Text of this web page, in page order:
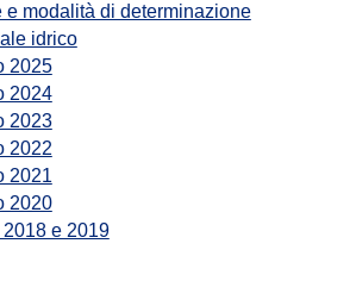
e modalità di determinazione
idrico
2025
2024
2023
2022
2021
2020
e 2019